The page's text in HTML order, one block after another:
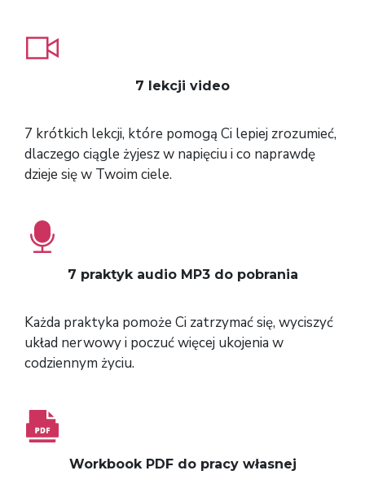
7 lekcji video
7 krótkich lekcji, które pomogą Ci lepiej zrozumieć,
dlaczego ciągle żyjesz w napięciu i co naprawdę
dzieje się w Twoim ciele.
7 praktyk audio MP3 do pobrania
Każda praktyka pomoże Ci zatrzymać się, wyciszyć
układ nerwowy i poczuć więcej ukojenia w
codziennym życiu.
Workbook PDF do pracy własnej